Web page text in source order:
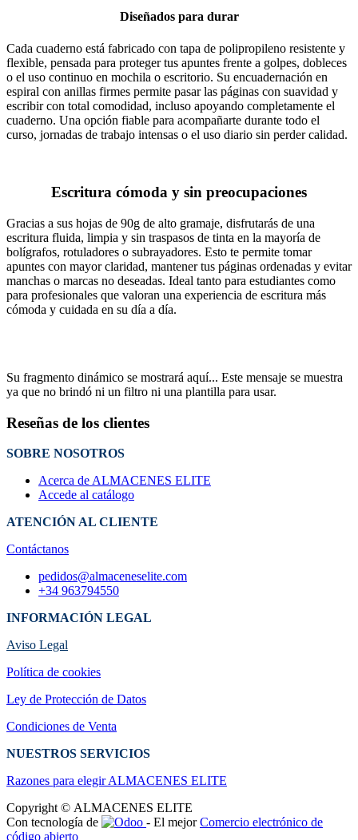
Diseñados para durar
Cada cuaderno está fabricado con tapa de polipropileno resistente y
flexible, pensada para proteger tus apuntes frente a golpes, dobleces
o el uso continuo en mochila o escritorio. Su encuadernación en
espiral con anillas firmes permite pasar las páginas con suavidad y
escribir con total comodidad, incluso apoyando completamente el
cuaderno. Una opción fiable para acompañarte durante todo el
curso, jornadas de trabajo intensas o el uso diario sin perder calidad.
Escritura cómoda y sin preocupaciones
Gracias a sus hojas de 90g de alto gramaje, disfrutarás de una
escritura fluida, limpia y sin traspasos de tinta en la mayoría de
bolígrafos, rotuladores o subrayadores. Esto te permite tomar
apuntes con mayor claridad, mantener tus páginas ordenadas y evitar
manchas o marcas no deseadas. Ideal tanto para estudiantes como
para profesionales que valoran una experiencia de escritura más
cómoda y cuidada en su día a día.
Su fragmento dinámico se mostrará aquí... Este mensaje se muestra
ya que no brindó ni un filtro ni una plantilla para usar.
Reseñas de los clientes
SOBRE NOSOTROS
Acerca de ALMACENES ELITE
Accede al catálogo
ATENCIÓN AL CLIENTE
Contáctanos
pedidos@almaceneselite.com
+34 963794550
INFORMACIÓN LEGAL
Aviso Legal
Política de cookies
Ley de Protección de Datos
Condiciones de Venta
NUESTROS SERVICIOS
Razones para elegir ALMACENES ELI​TE
Copyright © ALMACENES ELITE
Con tecnología de
- El mejorComercio electrónico de
código abierto